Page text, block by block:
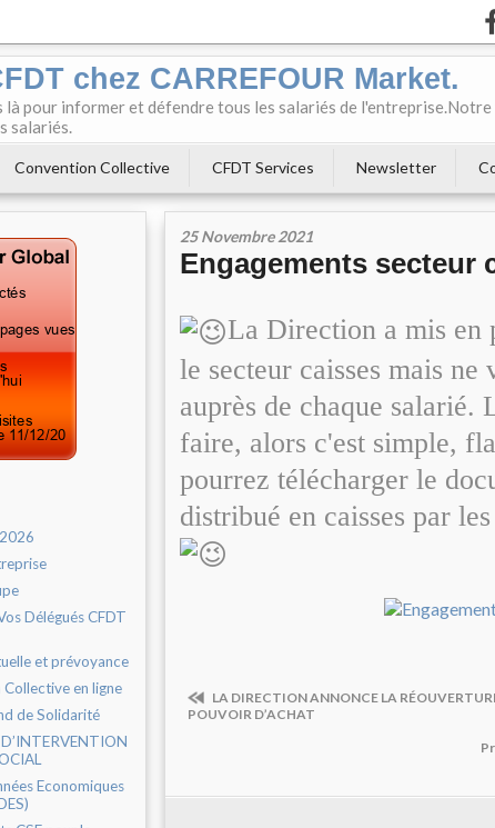
chez CARREFOUR Market.
là pour informer et défendre tous les salariés de
salariés.
Convention Collective CFDT Services Newsletter
Délégués CFDT
et prévoyance
en ligne
de Solidarité
Economiques
25 Novembre 2021
Engagements secteur
La Direction a mis en
le secteur caisses mais ne
auprès de chaque salarié.
faire, alors c'est simple,
pourrez télécharger le
distribué en caisses par
LA DIRECTION ANNONCE LA
POUVOIR D’ACHAT